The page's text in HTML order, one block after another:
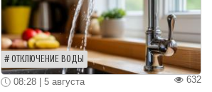
ОТКЛЮЧЕНИЕ ВОДЫ
632
08:28 | 5 августа